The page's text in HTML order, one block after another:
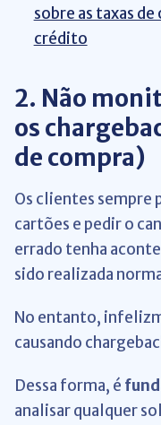
sobre as taxas
crédito
2. Não
os
de compra)
Os clientes sempre
cartões e pedir o
errado tenha
sido realizada
No entanto,
causando
Dessa forma, é
analisar qualquer